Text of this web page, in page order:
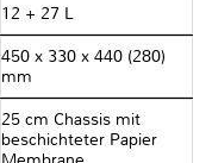
12 + 27 L
450 x 330 x 440 (280)
mm
25 cm Chassis mit
beschichteter Papier